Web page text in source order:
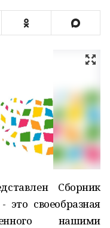
Сборник
своеобразная
нашими